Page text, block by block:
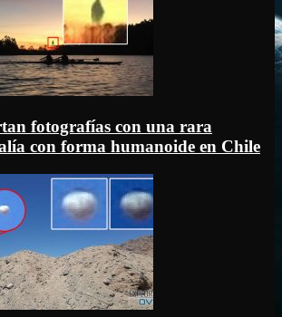
fotografías con una rara
con forma humanoide en Chile